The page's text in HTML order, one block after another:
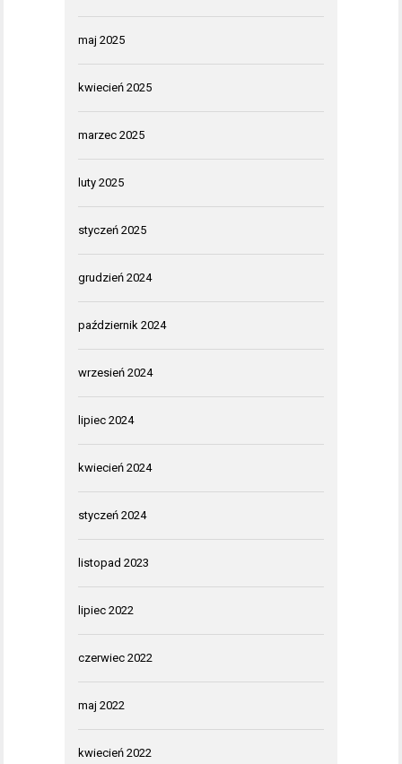
maj 2025
kwiecień 2025
marzec 2025
luty 2025
styczeń 2025
grudzień 2024
październik 2024
wrzesień 2024
lipiec 2024
kwiecień 2024
styczeń 2024
listopad 2023
lipiec 2022
czerwiec 2022
maj 2022
kwiecień 2022